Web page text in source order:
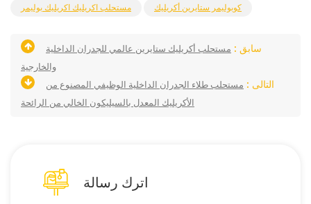
مستحلب اكريليك اكريليك بوليمر
كوبوليمر ستايرين أكريليك
سابق : مستحلب أكريليك ستايرين عالمي للجدران الداخلية
والخارجية
التالى : مستحلب طلاء الجدران الداخلية الوظيفي المصنوع من
الأكريليك المعدل بالسيليكون الخالي من الرائحة
اترك رسالة